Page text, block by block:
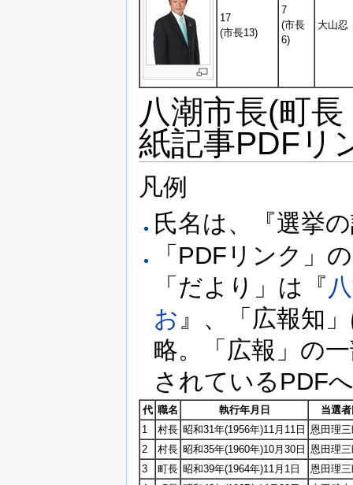
17
(市長13)
7
(市長
6)
大山忍
八潮市長(町
紙記事PDFリ
凡例
氏名は、『選挙
「PDFリンク」
「だより」は『
お』、「広報知
略。「広報」の
されているPDF
代 職名 執行年月日
当選
1
村長 昭和31年(1956年)11月11日 恩田理
2
村長 昭和35年(1960年)10月30日 恩田理
3
町長 昭和39年(1964年)11月1日
恩田理